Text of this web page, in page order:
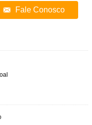
Fale Conosco